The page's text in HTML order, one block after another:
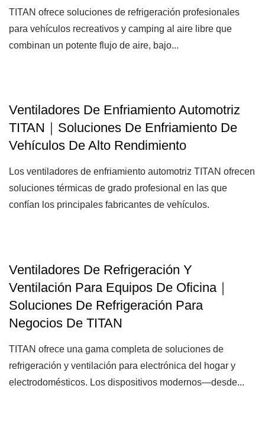
TITAN ofrece soluciones de refrigeración profesionales
para vehículos recreativos y camping al aire libre que
combinan un potente flujo de aire, bajo...
Ventiladores De Enfriamiento Automotriz
TITAN｜Soluciones De Enfriamiento De
Vehículos De Alto Rendimiento
Los ventiladores de enfriamiento automotriz TITAN ofrecen
soluciones térmicas de grado profesional en las que
confían los principales fabricantes de vehículos.
Ventiladores De Refrigeración Y
Ventilación Para Equipos De Oficina｜
Soluciones De Refrigeración Para
Negocios De TITAN
TITAN ofrece una gama completa de soluciones de
refrigeración y ventilación para electrónica del hogar y
electrodomésticos. Los dispositivos modernos—desde...